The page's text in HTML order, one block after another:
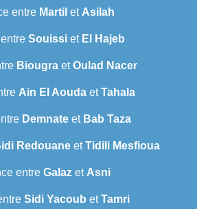
entre Martil et Asilah
Souissi et El Hajeb
BiougraetOulad Nacer
Ain El AoudaetTahala
Demnate et Bab Taza
RedouaneetTidili Mesfioua
entre Galazet Asni
Sidi Yacoub etTamri